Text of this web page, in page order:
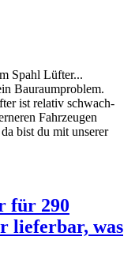
Spahl Lüfter...
Bauraumproblem.
ist relativ schwach-
Fahrzeugen
bist du mit unserer
für 290
lieferbar, was